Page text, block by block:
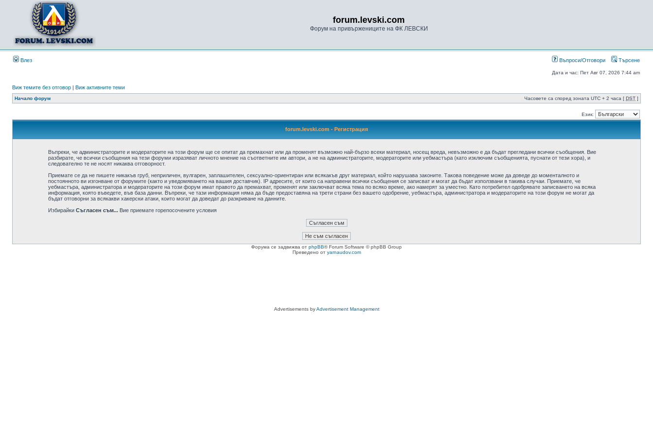
forum.levski.com
Форум на привържениците на ФК ЛЕВСКИ
Влез Въпроси/Отговори Търсене
Дата и час: Пет Авг 07, 2026 7:44 am
Виж темите без отговор | Виж активните теми
Начало форум Часовете са според зоната UTC + 2 часа [ DST ]
Език:
forum.levski.com - Регистрация
Въпреки, че администраторите и модераторите на този форум ще се опитат да премахнат или да променят възможно най-бързо всеки материал, носещ вреда, невъзможно е да бъдат прегледани всички съобщения. Вие
разбирате, че всички съобщения на тези форуми изразяват личното мнение на съответните им автори, а не на администраторите, модераторите или уебмастъра (като изключим съобщенията, пуснати от тези хора), и
следователно те не носят никаква отговорност.
Приемате се да не пишете никакъв груб, неприличен, вулгарен, заплашителен, сексуално-ориентиран или всякакъв друг материал, който нарушава законите. Такова поведение може да доведе до моменталното и
постоянното ви изгонване от форумите (както и уведомяването на вашия доставчик). IP адресите, от които са направени всички съобщения се записват и могат да бъдат използвани в такива случаи. Приемате, че
уебмастъра, администратора и модераторите на този форум имат правото да премахват, променят или заключват всяка тема по всяко време, ако намерят за уместно. Като потребител одобрявате записването на всяка
информация, която въведете, във база данни. Въпреки, че тази информация няма да бъде предоставяна на трети страни без вашето одобрение, уебмастъра, администратора и модераторите на този форум не могат да
бъдат отговорни за всякакви хакерски атаки, които могат да доведат до разкриване на данните.
Избирайки Съгласен съм...Вие приемате горепосочените условия
Форума се задвижва от phpBB® Forum Software © phpBB Group
Преведено от yarnaudov.com
Advertisements byAdvertisement Management